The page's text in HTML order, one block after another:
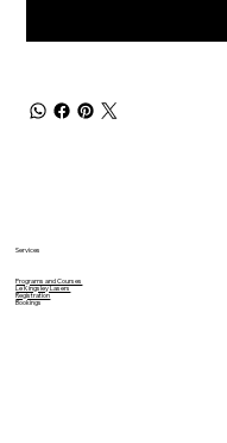
Services
Programs and Courses
Le Kingsley Lasers
Registration
Bookings